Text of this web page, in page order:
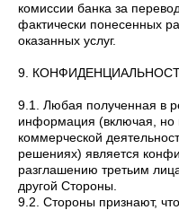
комиссии банка за
фактически понесенных
оказанных услуг.
9.
9.1. Любая полученная в
информация (включая, но
коммерческой
решениях) является
разглашению третьим
другой Стороны.
9.2. Стороны признают,